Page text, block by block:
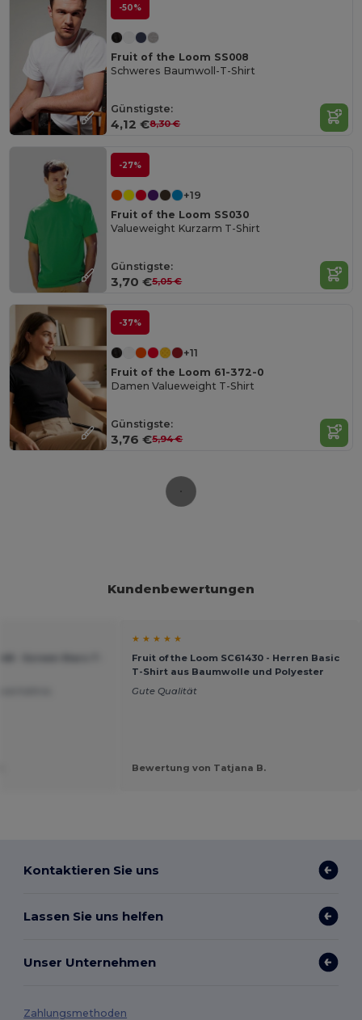
-50%
Fruit of the Loom SS008
Schweres Baumwoll-T-Shirt
Günstigste:
4,12 €8,30 €
-27%
+19
Fruit of the Loom SS030
Valueweight Kurzarm T-Shirt
Günstigste:
3,70 €5,05 €
-37%
+11
Fruit of the Loom 61-372-0
Damen Valueweight T-Shirt
Günstigste:
3,76 €5,94 €
Kundenbewertungen
★ ★ ★ ★ ★
Fruit of the Loom SC61430 - Herren Basic
T-Shirt aus Baumwolle und Polyester
Gute Qualität
Bewertung von Tatjana B.
Kontaktieren Sie uns
Lassen Sie uns helfen
Unser Unternehmen
Zahlungsmethoden